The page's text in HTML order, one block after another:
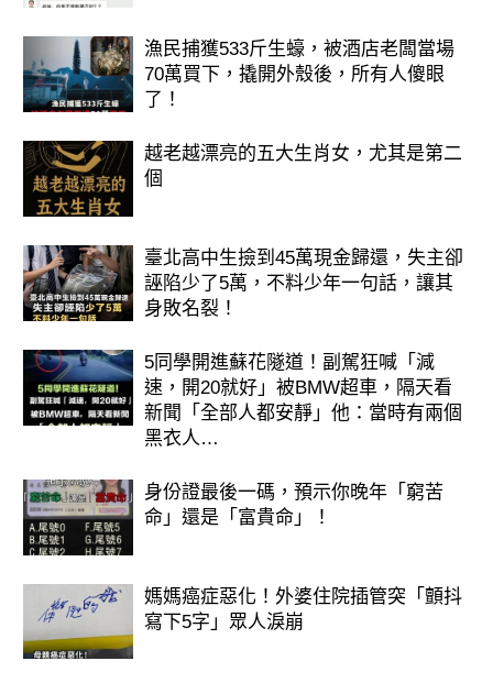
漁民捕獲533斤生蠔，被酒店老闆當場
70萬買下，撬開外殼後，所有人傻眼
了！
越老越漂亮的五大生肖女，尤其是第二
個
臺北高中生撿到45萬現金歸還，失主卻
誣陷少了5萬，不料少年一句話，讓其
身敗名裂！
5同學開進蘇花隧道！副駕狂喊「減
速，開20就好」被BMW超車，隔天看
新聞「全部人都安靜」他：當時有兩個
黑衣人…
身份證最後一碼，預示你晚年「窮苦
命」還是「富貴命」！
媽媽癌症惡化！外婆住院插管突「顫抖
寫下5字」眾人淚崩